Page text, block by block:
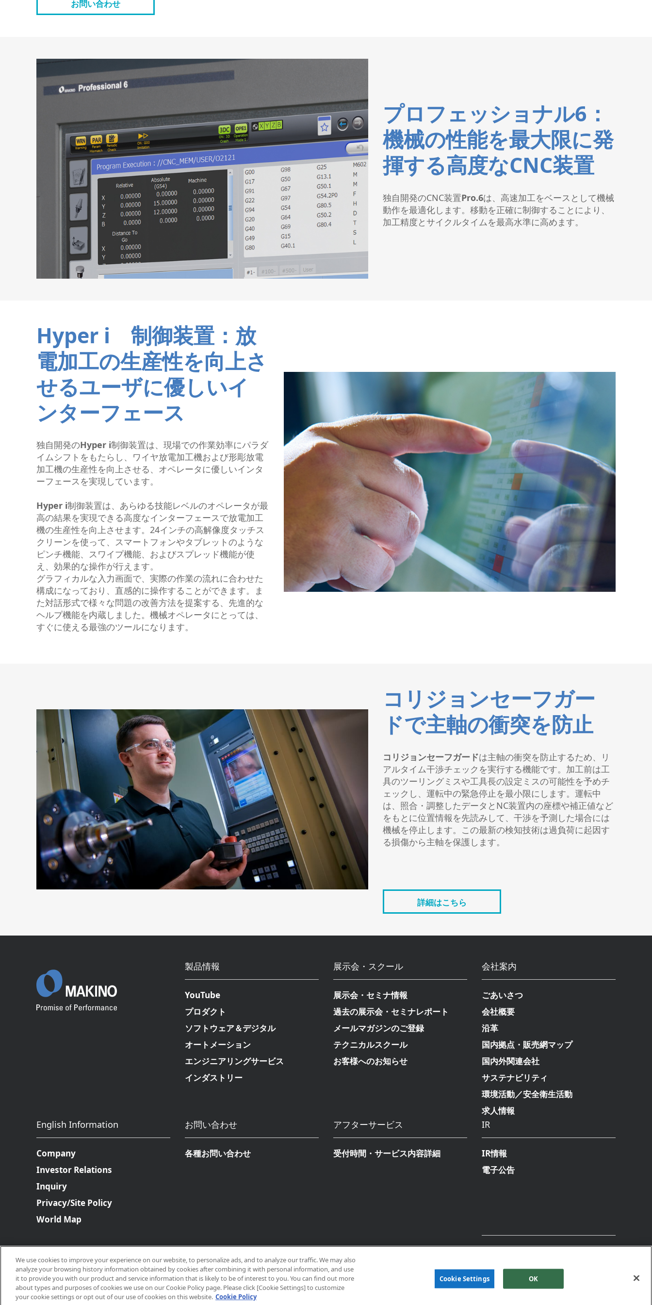
お問い合わせ
プロフェッショナル6：
機械の性能を最大限に発
揮する高度なCNC装置
独自開発のCNC装置Pro.6は、高速加工をベースとして機械
動作を最適化します。移動を正確に制御することにより、
加工精度とサイクルタイムを最高水準に高めます。
Hyper i 制御装置：放
電加工の生産性を向上さ
せるユーザに優しいイ
ンターフェース
独自開発のHyper i制御装置は、現場での作業効率にパラダ
イムシフトをもたらし、ワイヤ放電加工機および形彫放電
加工機の生産性を向上させる、オペレータに優しいインタ
ーフェースを実現しています。
Hyper i制御装置は、あらゆる技能レベルのオペレータが最
高の結果を実現できる高度なインターフェースで放電加工
機の生産性を向上させます。24インチの高解像度タッチス
クリーンを使って、スマートフォンやタブレットのような
ピンチ機能、スワイプ機能、およびスプレッド機能が使
え、効果的な操作が行えます。
グラフィカルな入力画面で、実際の作業の流れに合わせた
構成になっており、直感的に操作することができます。ま
た対話形式で様々な問題の改善方法を提案する、先進的な
ヘルプ機能を内蔵しました。機械オペレータにとっては、
すぐに使える最強のツールになります。
コリジョンセーフガー
ドで主軸の衝突を防止
コリジョンセーフガードは主軸の衝突を防止するため、リ
アルタイム干渉チェックを実行する機能です。加工前は工
具のツーリングミスや工具長の設定ミスの可能性を予めチ
ェックし、運転中の緊急停止を最小限にします。運転中
は、照合・調整したデータとNC装置内の座標や補正値など
をもとに位置情報を先読みして、干渉を予測した場合には
機械を停止します。この最新の検知技術は過負荷に起因す
る損傷から主軸を保護します。
詳細はこちら
製品情報
YouTube
プロダクト
ソフトウェア＆デジタル
オートメーション
エンジニアリングサービス
インダストリー
展示会・スクール
展示会・セミナ情報
過去の展示会・セミナレポート
メールマガジンのご登録
テクニカルスクール
お客様へのお知らせ
会社案内
ごあいさつ
会社概要
沿革
国内拠点・販売網マップ
国内外関連会社
サステナビリティ
環境活動／安全衛生活動
求人情報
English Information
Company
Investor Relations
Inquiry
Privacy/Site Policy
World Map
お問い合わせ
各種お問い合わせ
アフターサービス
受付時間・サービス内容詳細
IR
IR情報
電子公告
Copyright © 2026, Makino All rights
We use cookies to improve your experience on our website, to personalize ads, and to analyze our traffic. We may also
analyze your browsing history information obtained by cookies after combining it with personal information, and use
it to provide you with our product and service information that is likely to be of interest to you. You can find out more
about types and purposes of cookies we use on our Cookie Policy page. Please click [Cookie Settings] to customize
your cookie settings or opt out of our use of cookies on this website. Cookie Policy
Cookie Settings OK